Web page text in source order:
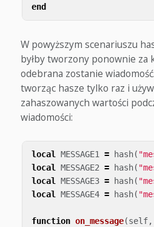
end
W powyższym scenariuszu
byłby tworzony ponownie za
odebrana zostanie
tworząc hasze tylko raz i
zahaszowanych wartości
wiadomości:
local MESSAGE1 = hash(
local MESSAGE2 = hash(
local MESSAGE3 = hash(
local MESSAGE4 = hash(
function on_message(self,